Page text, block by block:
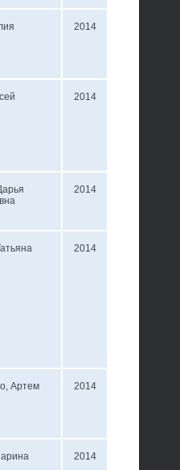
2014
2014
2014
2014
Артем
2014
2014